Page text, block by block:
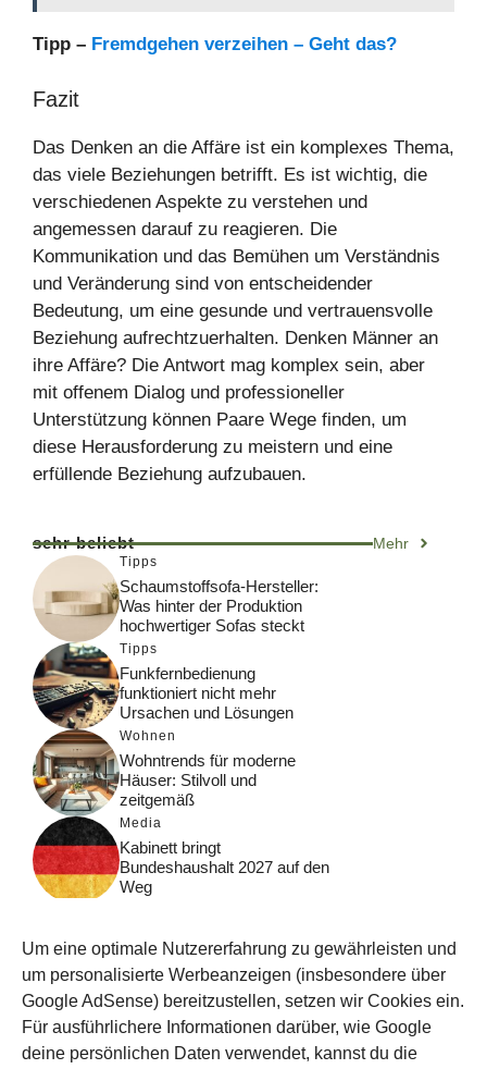
Um eine optimale Nutzererfahrung zu gewährleisten und
um personalisierte Werbeanzeigen (insbesondere über
Google AdSense) bereitzustellen, setzen wir Cookies ein.
Für ausführlichere Informationen darüber, wie Google
deine persönlichen Daten verwendet, kannst du die
Tipp – Fremdgehen verzeihen – Geht das?
Fazit
Das Denken an die Affäre ist ein komplexes Thema,
das viele Beziehungen betrifft. Es ist wichtig, die
verschiedenen Aspekte zu verstehen und
angemessen darauf zu reagieren. Die
Kommunikation und das Bemühen um Verständnis
und Veränderung sind von entscheidender
Bedeutung, um eine gesunde und vertrauensvolle
Beziehung aufrechtzuerhalten. Denken Männer an
ihre Affäre? Die Antwort mag komplex sein, aber
mit offenem Dialog und professioneller
Unterstützung können Paare Wege finden, um
diese Herausforderung zu meistern und eine
erfüllende Beziehung aufzubauen.
sehr beliebt Mehr
Tipps
Schaumstoffsofa-Hersteller:
Was hinter der Produktion
hochwertiger Sofas steckt
Tipps
Funkfernbedienung
funktioniert nicht mehr
Ursachen und Lösungen
Wohnen
Wohntrends für moderne
Häuser: Stilvoll und
zeitgemäß
Media
Kabinett bringt
Bundeshaushalt 2027 auf den
Weg
Funktionsweise, Prozesse
und Rankinglogik
Computer
Wieso habe ich im moment
kein Internet?